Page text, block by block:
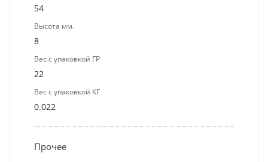
54
Высота мм.
8
Вес с упаковкой ГР
22
Вес с упаковкой КГ
0.022
Прочее